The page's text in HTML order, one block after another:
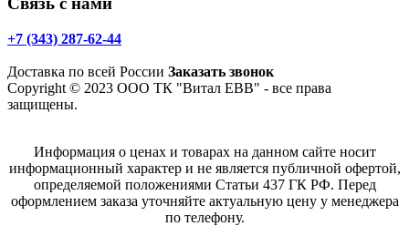
+7 (343) 287-62-44
Доставка по всей России Заказать звонок
Copyright © 2023 ООО ТК "Витал ЕВВ" - все права
защищены.
Информация о ценах и товарах на данном сайте носит
информационный характер и не является публичной офертой,
определяемой положениями Статьи 437 ГК РФ. Перед
оформлением заказа уточняйте актуальную цену у менеджера
по телефону.